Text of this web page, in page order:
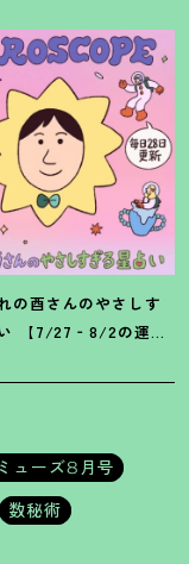
の酉さんのやさしす
【7/27‐8/2の運
ューズ8月号
数秘術